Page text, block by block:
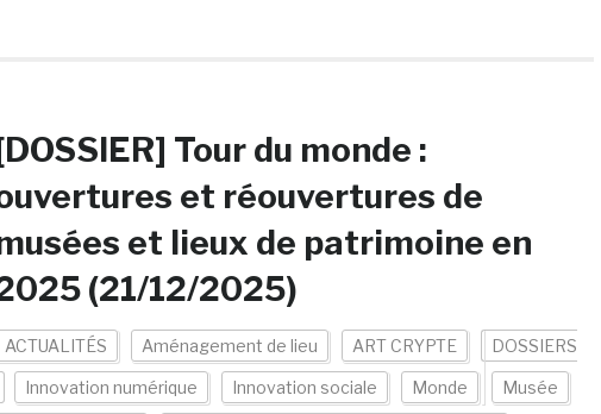
Tour du monde :
et réouvertures de
et lieux de patrimoine en
(21/12/2025)
ACTUALITÉS Aménagement de lieu ART CRYPTE DOSSIERS
Innovation numérique Innovation sociale Monde Musée